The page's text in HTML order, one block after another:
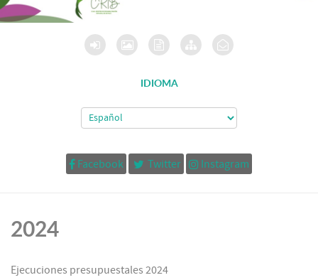
IDIOMA
Facebook Twitter Instagram
2024
Ejecuciones presupuestales 2024